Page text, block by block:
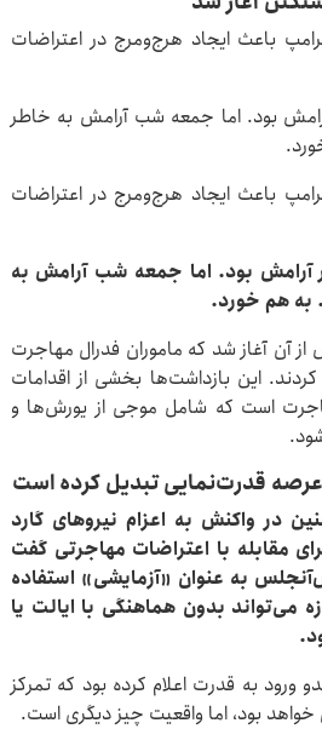
باعث ایجاد هرج‌ومرج در اعتراضات
بود. اما جمعه شب آرامش به خاطر
باعث ایجاد هرج‌ومرج در اعتراضات
آرامش بود. اما جمعه شب آرامش به
به هم خورد.
آن آغاز شد که ماموران فدرال مهاجرت
کردند. این بازداشت‌ها بخشی از اقدامات
است که شامل موجی از یورش‌ها و
قدرت‌نمایی تبدیل کرده است
در واکنش به اعزام نیروهای گارد
مقابله با اعتراضات مهاجرتی گفت
به عنوان «آزمایشی» استفاده
می‌تواند بدون هماهنگی با ایالت یا
ورود به قدرت اعلام کرده بود که تمرکز
بود، اما واقعیت چیز دیگری‌ است.